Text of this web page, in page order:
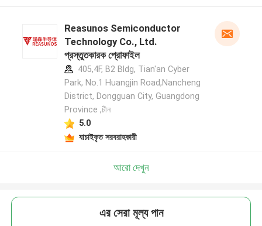
Reasunos Semiconductor
Technology Co., Ltd.
প্রস্তুতকারক প্রোফাইল
405,4F, B2 Bldg, Tian'an Cyber
Park, No.1 Huangjin Road,Nancheng
District, Dongguan City, Guangdong
Province ,চীন
5.0
যাচাইকৃত সরবরাহকারী
আরো দেখুন
এর সেরা মূল্য পান